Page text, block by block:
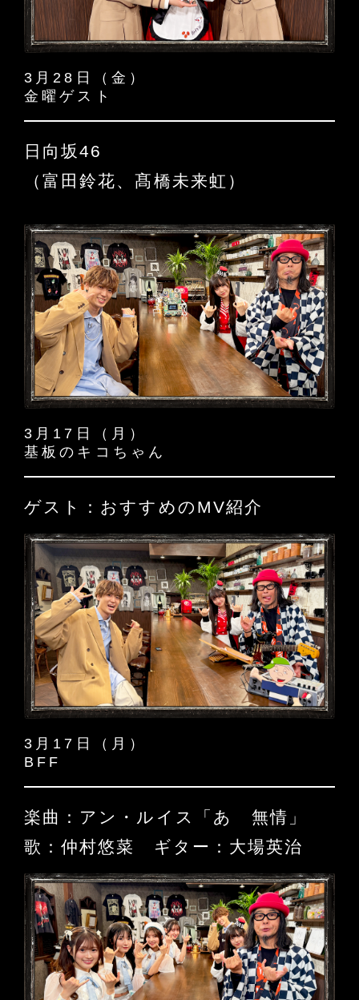
3月28日（金）
金曜ゲスト
日向坂46
（富田鈴花、髙橋未来虹）
3月17日（月）
基板のキコちゃん
ゲスト：おすすめのMV紹介
3月17日（月）
BFF
楽曲：アン・ルイス「あゝ無情」
歌：仲村悠菜 ギター：大場英治